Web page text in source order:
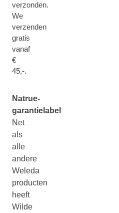
verzonden.
We
verzenden
gratis
vanaf
€
45,-.
Natrue-
garantielabel
Net
als
alle
andere
Weleda
producten
heeft
Wilde